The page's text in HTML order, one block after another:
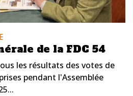
de la FDC 54
les résultats des votes de
pendant l'Assemblée